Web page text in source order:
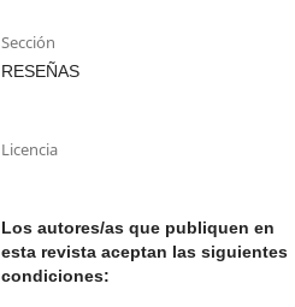
Sección
RESEÑAS
Licencia
Los autores/as que publiquen en
esta revista aceptan las siguientes
condiciones: